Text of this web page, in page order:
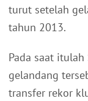
turut setelah
tahun 2013.
Pada saat
gelandang
transfer rekor